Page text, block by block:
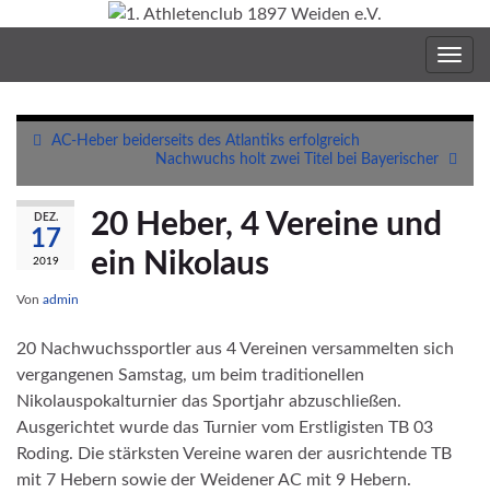
AC-Heber beiderseits des Atlantiks erfolgreich
Nachwuchs holt zwei Titel bei Bayerischer
DEZ.
17
2019
20 Heber, 4 Vereine und
ein Nikolaus
Von admin
20 Nachwuchssportler aus 4 Vereinen versammelten sich
vergangenen Samstag, um beim traditionellen
Nikolauspokalturnier das Sportjahr abzuschließen.
Ausgerichtet wurde das Turnier vom Erstligisten TB 03
Roding. Die stärksten Vereine waren der ausrichtende TB
mit 7 Hebern sowie der Weidener AC mit 9 Hebern.